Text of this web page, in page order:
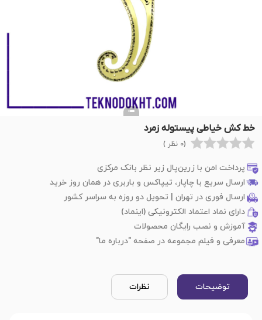
خط کش خیاطی پیستوله زمرد
(0 نظر )
پرداخت امن با زرین‌پال زیر نظر بانک مرکزی
ارسال سریع با چاپار، تیپاکس و باربری در همان روز خرید
ارسال فوری در تهران | تحویل دو روزه به سراسر کشور
دارای نماد اعتماد الکترونیکی (اینماد)
آموزش و نصب رایگان محصولات
معرفی و فیلم مجموعه در صفحه "درباره ما"
توضیحات نظرات